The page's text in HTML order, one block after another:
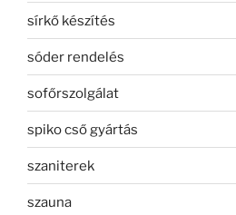
sírkő készítés
sóder rendelés
sofőrszolgálat
spiko cső gyártás
szaniterek
szauna